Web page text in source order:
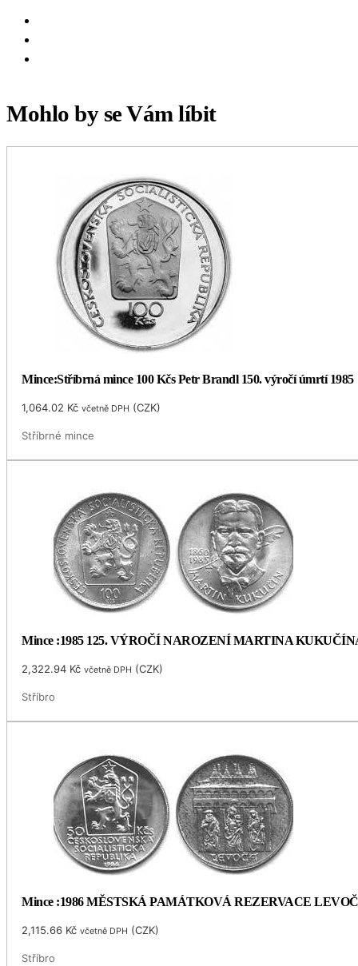
Mohlo by se Vám líbit
Mince:Stříbrná mince 100 Kčs Petr Brandl 150. výročí úmrtí 1985
1,064.02 Kč včetně DPH (CZK)
Stříbrné mince
Mince :1985 125. VÝROČÍ NAROZENÍ MARTINA
2,322.94 Kč včetně DPH (CZK)
Stříbro
Mince :1986 MĚSTSKÁ PAMÁTKOVÁ REZERVACE
2,115.66 Kč včetně DPH (CZK)
Stříbro